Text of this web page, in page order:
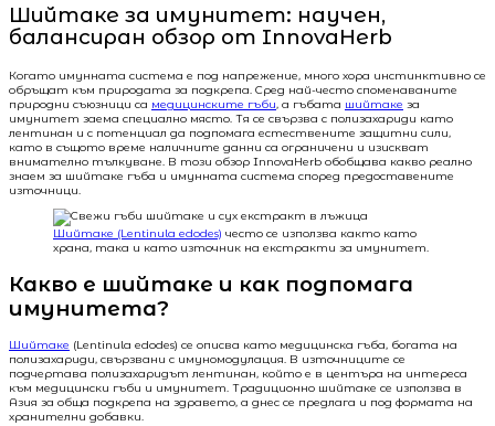
Шийтаке за имунитет: научен,
балансиран обзор от InnovaHerb
Когато имунната система е под напрежение, много хора инстинктивно се
обръщат към природата за подкрепа. Сред най-често споменаваните
природни съюзници са медицинските гъби, а гъбата шийтаке за
имунитет заема специално място. Тя се свързва с полизахариди като
лентинан и с потенциал да подпомага естествените защитни сили,
като в същото време наличните данни са ограничени и изискват
внимателно тълкуване. В този обзор InnovaHerb обобщава какво реално
знаем за шийтаке гъба и имунната система според предоставените
източници.
Шийтаке (Lentinula edodes) често се използва както като
храна, така и като източник на екстракти за имунитет.
Какво е шийтаке и как подпомага
имунитета?
Шийтаке (Lentinula edodes) се описва като медицинска гъба, богата на
полизахариди, свързвани с имуномодулация. В източниците се
подчертава полизахаридът лентинан, който е в центъра на интереса
към медицински гъби и имунитет. Традиционно шийтаке се използва в
Азия за обща подкрепа на здравето, а днес се предлага и под формата на
хранителни добавки.